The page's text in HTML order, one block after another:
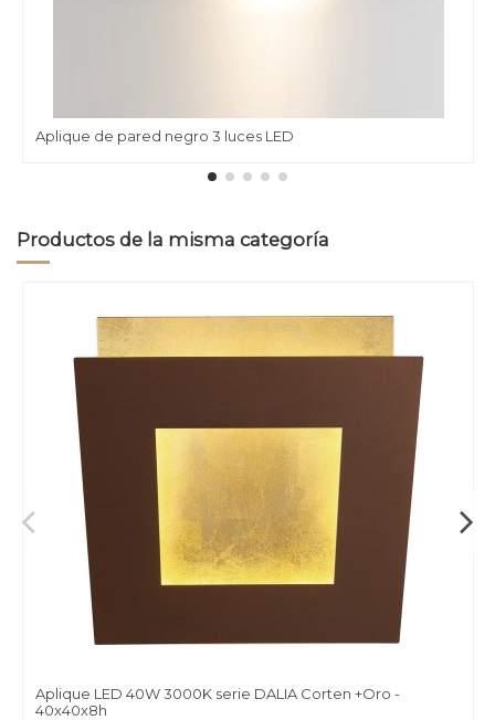
Aplique de pared negro 3 luces LED
Productos de la misma categoría
Aplique LED 40W 3000K serie DALIA Corten +Oro -
40x40x8h